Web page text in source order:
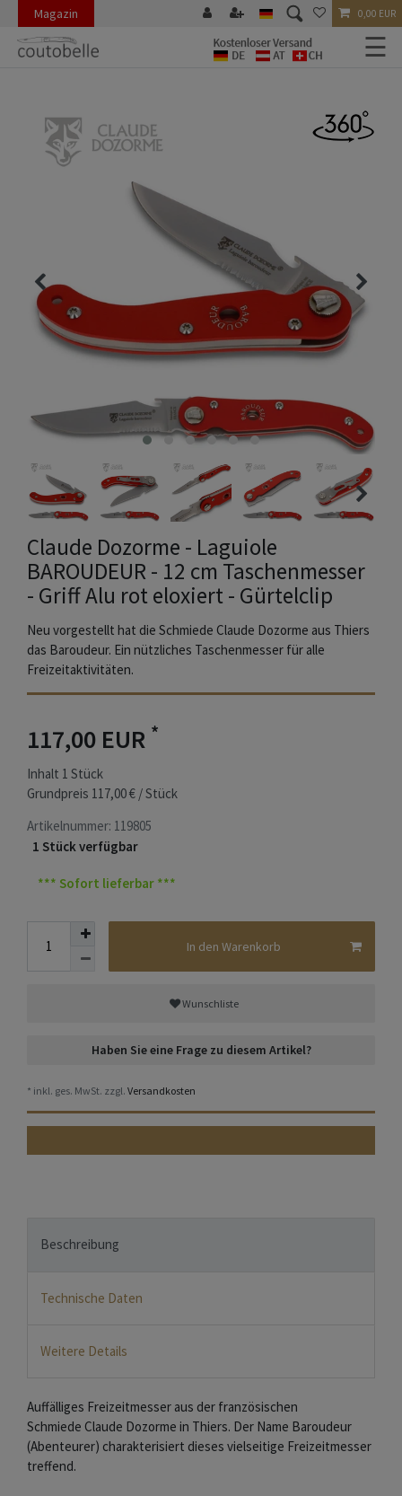
Magazin 0,00 EUR
☰
Claude Dozorme - Laguiole
BAROUDEUR - 12 cm Taschenmesser
- Griff Alu rot eloxiert - Gürtelclip
Neu vorgestellt hat die Schmiede Claude Dozorme aus Thiers
das Baroudeur. Ein nützliches Taschenmesser für alle
Freizeitaktivitäten.
117,00 EUR *
Inhalt 1 Stück
Grundpreis 117,00 € / Stück
Artikelnummer: 119805
1 Stück verfügbar
*** Sofort lieferbar ***
In den Warenkorb
Wunschliste
Haben Sie eine Frage zu diesem Artikel?
* inkl. ges. MwSt. zzgl. Versandkosten
Beschreibung
Technische Daten
Weitere Details
Auffälliges Freizeitmesser aus der französischen
Schmiede Claude Dozorme in Thiers. Der Name Baroudeur
(Abenteurer) charakterisiert dieses vielseitige Freizeitmesser
treffend.